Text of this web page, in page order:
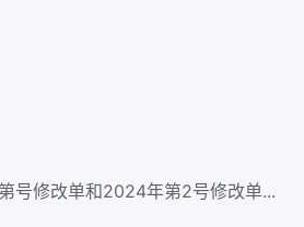
号修改单和2024年第2号修改单...